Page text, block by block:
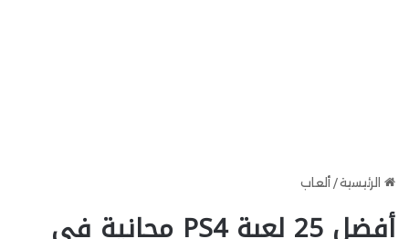
الرئيسية/ ألعاب
أفضل 25 لعبة PS4 مجانية في